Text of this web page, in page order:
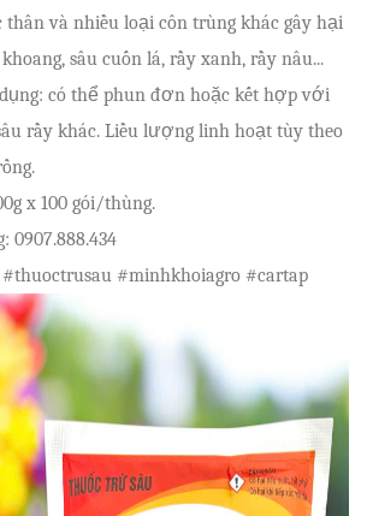
và nhiều loại côn trùng khác gây hại
sâu cuốn lá, rầy xanh, rầy nâu...
có thể phun đơn hoặc kết hợp với
rầy khác. Liều lượng linh hoạt tùy theo
x 100 gói/thùng.
0907.888.434
#thuoctrusau #minhkhoiagro #cartap